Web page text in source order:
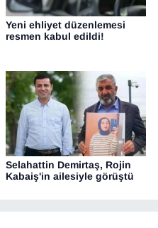
Yeni ehliyet düzenlemesi
resmen kabul edildi!
Selahattin Demirtaş, Rojin
Kabaiş'in ailesiyle görüştü